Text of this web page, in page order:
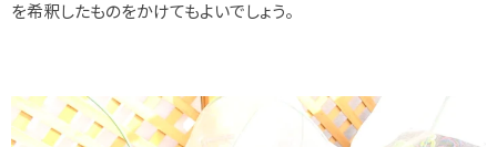
を希釈したものをかけてもよいでしょう。